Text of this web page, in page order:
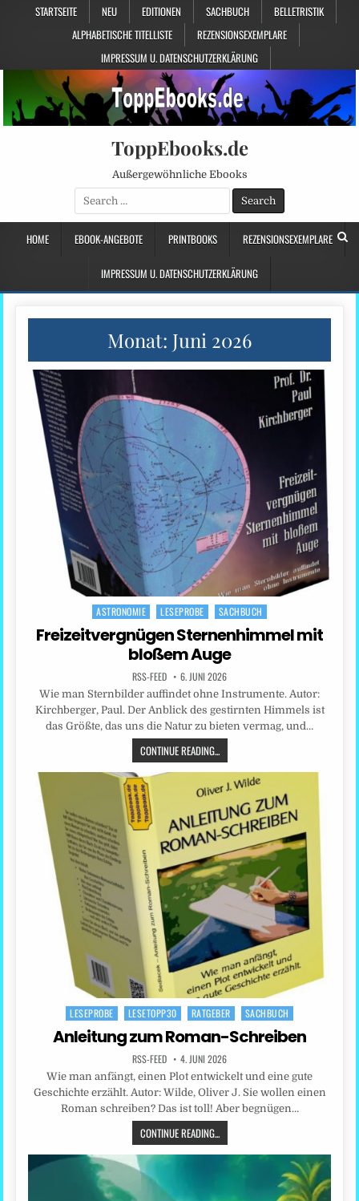
STARTSEITE NEU EDITIONEN SACHBUCH
BELLETRISTIK
ALPHABETISCHE TITELLISTE
REZENSIONSEXEMPLARE
IMPRESSUM U. DATENSCHUTZERKLÄRUNG
ToppEbooks.de
Außergewöhnliche Ebooks
Search
for:
HOME EBOOK-ANGEBOTE PRINTBOOKS REZENSIONSEXEMPLARE
IMPRESSUM U. DATENSCHUTZERKLÄRUNG
Monat: Juni 2026
Posted
ASTRONOMIE LESEPROBE SACHBUCH
Freizeitvergnügen Sternenhimmel mit
bloßem Auge
RSS-FEED 6. JUNI 2026
Wie man Sternbilder auffindet ohne Instrumente. Autor:
Kirchberger, Paul. Der Anblick des gestirnten Himmels ist
das Größte, das uns die Natur zu bieten vermag, und…
CONTINUE READING...
Posted
in
LESEPROBE LESETOPP30 RATGEBER SACHBUCH
Anleitung zum Roman-Schreiben
RSS-FEED 4. JUNI 2026
Wie man anfängt, einen Plot entwickelt und eine gute
Geschichte erzählt. Autor: Wilde, Oliver J. Sie wollen einen
Roman schreiben? Das ist toll! Aber begnügen…
CONTINUE READING...